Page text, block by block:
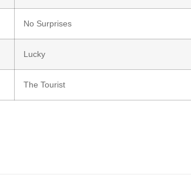
No Surprises
Lucky
The Tourist